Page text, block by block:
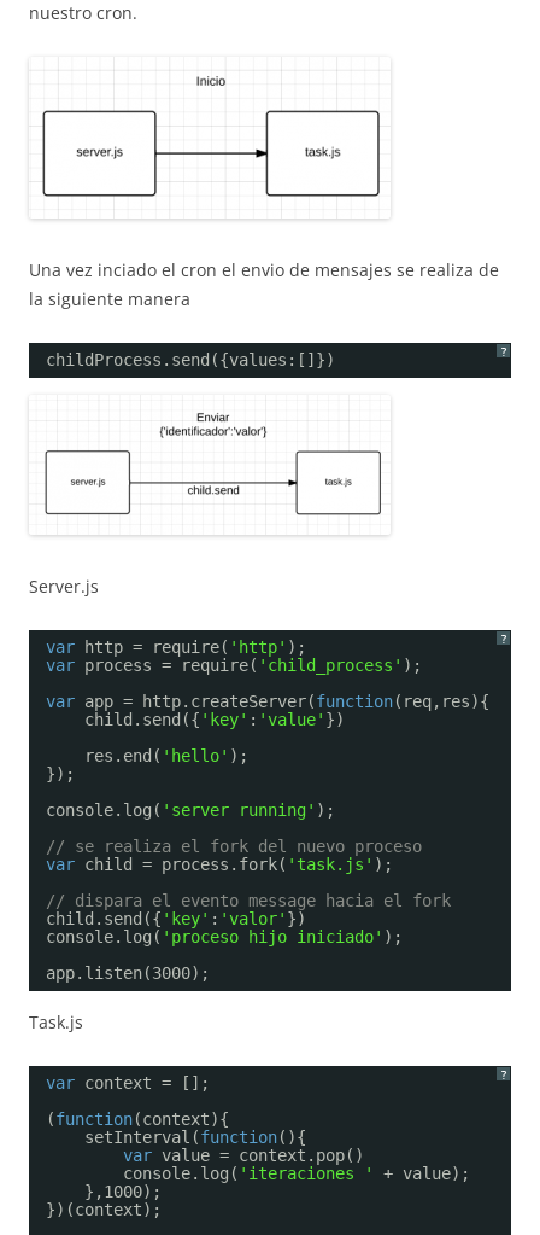
nuestro cron.
Una vez inciado el cron el envio de mensajes se realiza de
la siguiente manera
?
childProcess.send({values:[]})
Server.js
?
var http = require( 'http' );
var process = require( 'child_process' );
var app = http.createServer(function(req,res){
child.send({ 'key' : 'value' })
res.end( 'hello' );
});
console.log( 'server running' );
// se realiza el fork del nuevo proceso
var child = process.fork( 'task.js' );
// dispara el evento message hacia el fork
child.send({ 'key' : 'valor' })
console.log( 'proceso hijo iniciado' );
app.listen(3000);
Task.js
?
var context = [];
(function(context){
setInterval(function(){
var value = context.pop()
console.log( 'iteraciones '
+ value);
},1000);
})(context);